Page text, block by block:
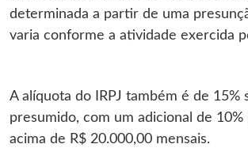
determinada a partir de uma
varia conforme a atividade exercida
A alíquota do IRPJ também é de 15%
presumido, com um adicional de 10%
acima de R$ 20.000,00 mensais.